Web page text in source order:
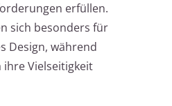
erfüllen.
sich besonders für
Design, während
Vielseitigkeit